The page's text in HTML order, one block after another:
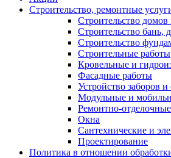
Строительство, ремонтные
Строительство
Строительство бань,
Строительство
Строительные работы
Кровельные и
Фасадные работы
Устройство заборов
Модульные и
Ремонтно-
Окна
Сантехнические и
Проектирование
Политика в отношении